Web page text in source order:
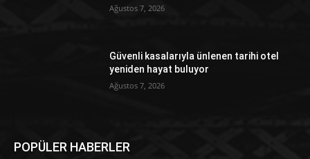
Ağustos 7, 2026
Güvenli kasalarıyla ünlenen tarihi otel
yeniden hayat buluyor
Ağustos 7, 2026
POPÜLER HABERLER